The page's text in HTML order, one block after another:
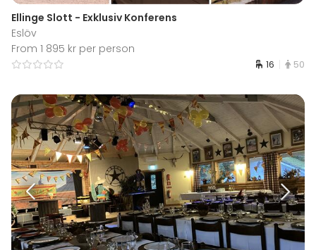
Ellinge Slott - Exklusiv Konferens
Eslöv
From 1 895 kr per person
16 50